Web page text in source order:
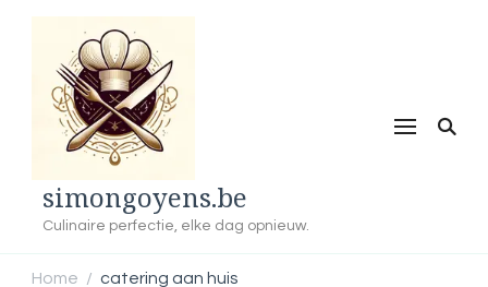
simongoyens.be
Culinaire perfectie, elke dag opnieuw.
Home / catering aan huis